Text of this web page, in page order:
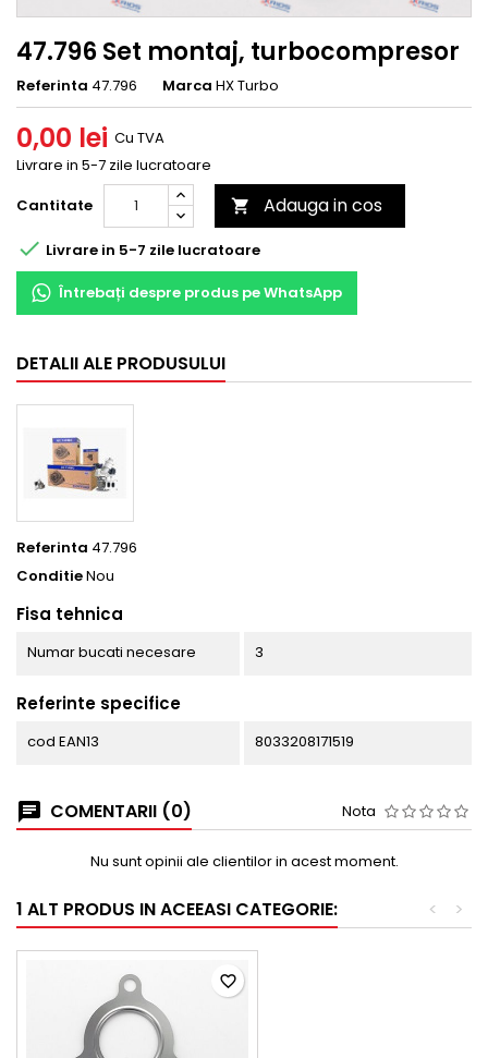
47.796 Set montaj, turbocompresor
Referinta 47.796 Marca HX Turbo
0,00 lei Cu TVA
Livrare in 5-7 zile lucratoare
Cantitate
 Adauga in cos
 Livrare in 5-7 zile lucratoare
Întrebați despre produs pe WhatsApp
DETALII ALE PRODUSULUI
Referinta 47.796
ConditieNou
Fisa tehnica
Numar bucati necesare 3
Referinte specifice
cod EAN13 8033208171519
COMENTARII (0) Nota
Nu sunt opinii ale clientilor in acest moment.
1 ALT PRODUS IN ACEEASI CATEGORIE: >
<
favorite_border